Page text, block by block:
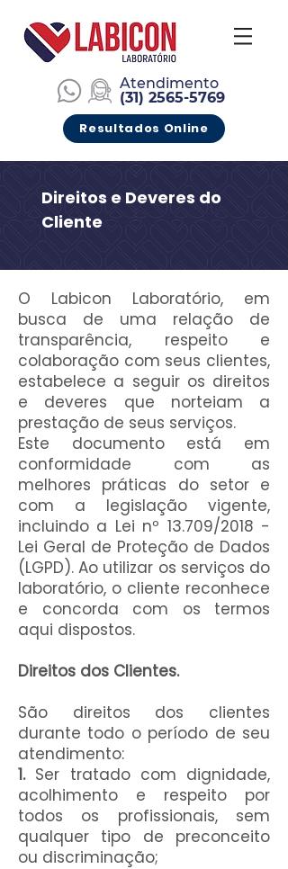
Atendimento
(31) 2565-5769
Resultados Online
Direitos e Deveres do
Cliente
O Labicon Laboratório, em
busca de uma relação de
transparência, respeito e
colaboração com seus clientes,
estabelece a seguir os direitos
e deveres que norteiam a
prestação de seus serviços.
Este documento está em
conformidade com as
melhores práticas do setor e
com a legislação vigente,
incluindo a Lei nº 13.709/2018 -
Lei Geral de Proteção de Dados
(LGPD). Ao utilizar os serviços do
laboratório, o cliente reconhece
e concorda com os termos
aqui dispostos.
Direitos dos Clientes.
São direitos dos clientes
durante todo o período de seu
atendimento:
1.Ser tratado com dignidade,
acolhimento e respeito por
todos os profissionais, sem
qualquer tipo de preconceito
ou discriminação;